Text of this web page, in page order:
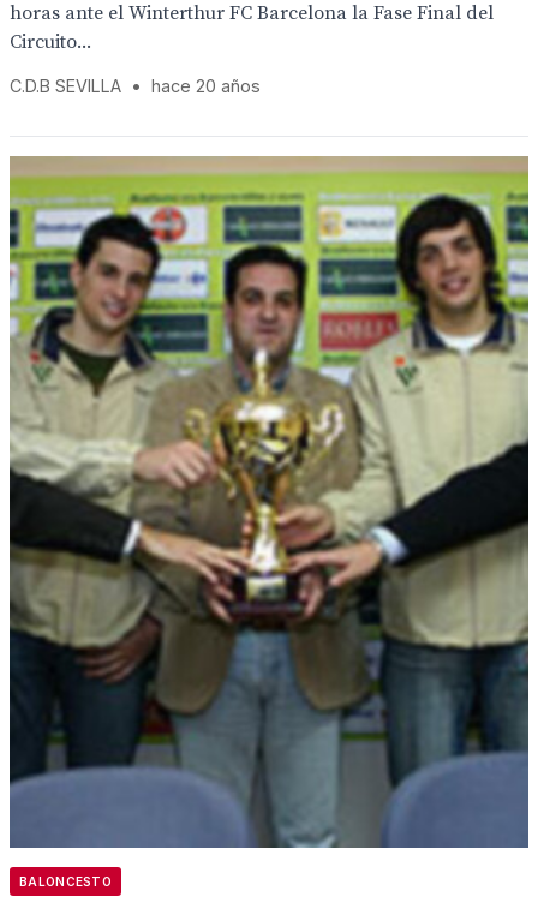
horas ante el Winterthur FC Barcelona la Fase Final del
Circuito...
C.D.B SEVILLA • hace 20 años
BALONCESTO